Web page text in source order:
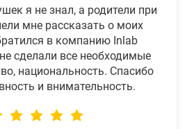
я не знал, а родители при
мне рассказать о моих
в компанию Inlab
сделали все необходимые
национальность. Спасибо
и внимательность.